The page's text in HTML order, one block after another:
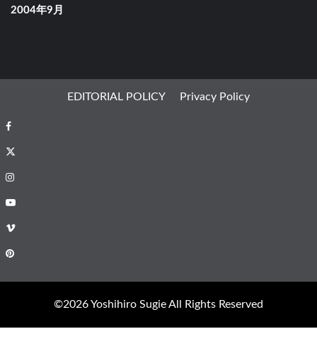
2004年9月
EDITORIAL POLICY Privacy Policy
Facebook
X
Instagram
Youtube
Vimeo
Pinterest
©︎2026 Yoshihiro Sugie All Rights Reserved